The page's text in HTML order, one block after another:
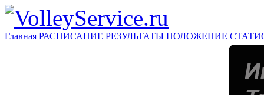
Главная РАСПИСАНИЕ РЕЗУЛЬТАТЫ ПОЛОЖЕНИЕ